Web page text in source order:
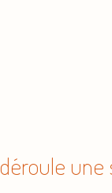
une